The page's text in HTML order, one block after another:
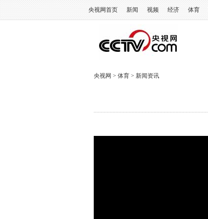
央视网首页 新闻 视频 经济 体育
央视网 > 体育 > 新闻资讯